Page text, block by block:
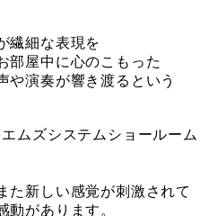
繊細な表現を
部屋中に心のこもった
や演奏が響き渡るという
ムズシステムショールーム
た新しい感覚が刺激されて
動があります。